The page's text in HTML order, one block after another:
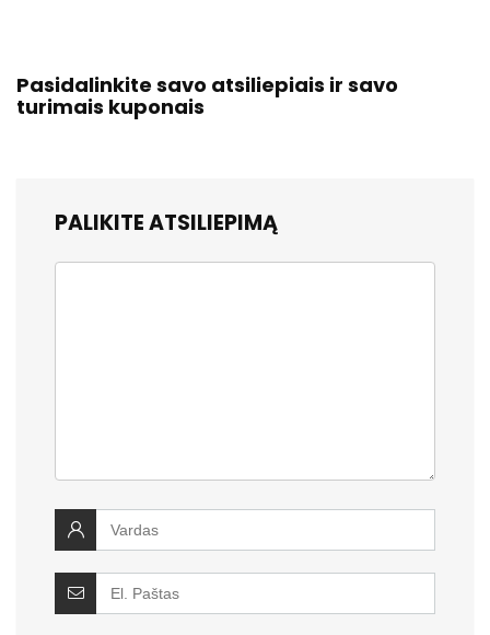
Pasidalinkite savo atsiliepiais ir savo
turimais kuponais
PALIKITE ATSILIEPIMĄ